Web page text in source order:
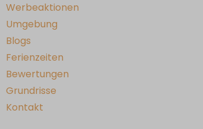
Werbeaktionen
Umgebung
Blogs
Ferienzeiten
Bewertungen
Grundrisse
Kontakt